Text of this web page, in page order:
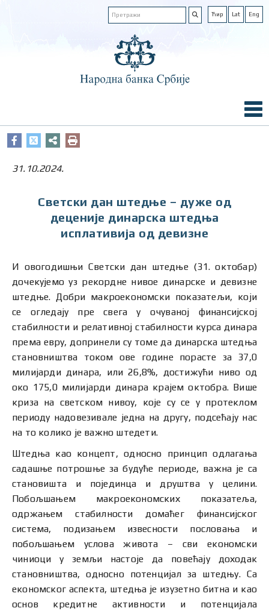
Ћир Lat Eng
31.10.2024.
Светски дан штедње – дуже од
деценије динарска штедња
исплативија од девизне
И овогодишњи Светски дан штедње (31. октобар)
дочекујемо уз рекордне нивое динарске и девизне
штедње. Добри макроекономски показатељи, који
се огледају пре свега у очуваној финансијској
стабилности и релативној стабилности курса динара
према евру, допринели су томе да динарска штедња
становништва током ове године порасте за 37,0
милијарди динара, или 26,8%, достижући ниво од
око 175,0 милијарди динара крајем октобра. Више
криза на светском нивоу, које су се у протеклом
периоду надовезивале једна на другу, подсећају нас
на то колико је важно штедети.
Штедња као концепт, односно принцип одлагања
садашње потрошње за будуће периоде, важна је са
становишта и појединца и друштва у целини.
Побољшањем макроекономских показатеља,
одржањем стабилности домаћег финансијског
система, подизањем извесности пословања и
побољшањем услова живота – сви економски
чиниоци у земљи настоје да повећају доходак
становништва, односно потенцијал за штедњу. Са
економског аспекта, штедња је изузетно битна и као
основ кредитне активности и потенцијала